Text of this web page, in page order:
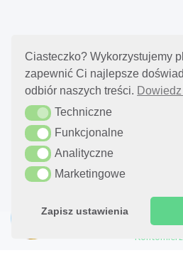
Olsztyn
You Need A
Kontomierz
Ciasteczko? Wykorzystujemy
zapewnić Ci najlepsze
odbiór naszych treści.
Techniczne
Techniczne
Funkcjonalne
Funkcjonalne
Analityczne
Analityczne
Marketingowe
Marketingowe
Zapisz ustawienia